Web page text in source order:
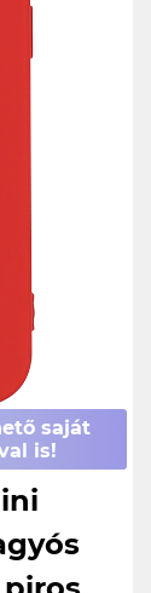
saját
is!